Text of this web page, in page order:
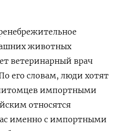
животных
ветеринарный врач
его словам, люди хотят
импортными
относятся
именно с импортными